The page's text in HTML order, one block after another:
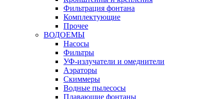
Фильтрация фонтана
Комплектующие
Прочее
ВОДОЕМЫ
Насосы
Фильтры
УФ-излучатели и омеднители
Аэраторы
Cкиммеры
Водные пылесосы
Плавающие фонтаны